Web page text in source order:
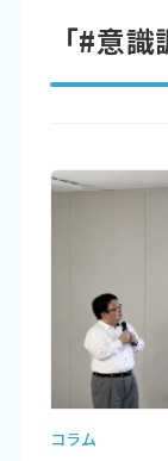
「#意
コラム